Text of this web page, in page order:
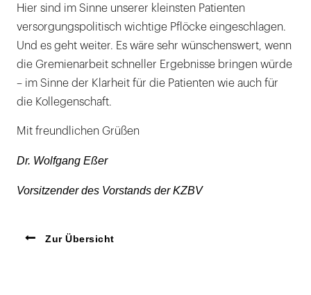
Hier sind im Sinne unserer kleinsten Patienten
versorgungspolitisch wichtige Pflöcke eingeschlagen.
Und es geht weiter. Es wäre sehr wünschenswert, wenn
die Gremienarbeit schneller Ergebnisse bringen würde
– im Sinne der Klarheit für die Patienten wie auch für
die Kollegenschaft.
Mit freundlichen Grüßen
Dr. Wolfgang Eßer
Vorsitzender des Vorstands der KZBV
Zur Übersicht